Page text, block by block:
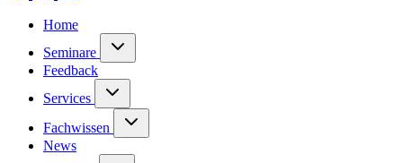
Home
Seminare
Feedback
Services
Fachwissen
News